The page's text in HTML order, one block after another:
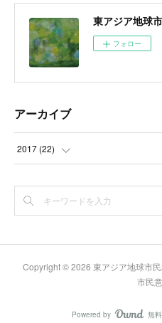
フォロー
アーカイブ
2017 (22)
Copyright ©2026 東アジア地球市
市民
Powered by 無